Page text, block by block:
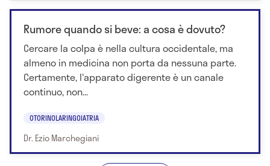
Rumore quando si beve: a cosa è dovuto?
Cercare la colpa è nella cultura occidentale, ma
almeno in medicina non porta da nessuna parte.
Certamente, l'apparato digerente è un canale
continuo, non...
OTORINOLARINGOIATRIA
Dr. Ezio Marchegiani